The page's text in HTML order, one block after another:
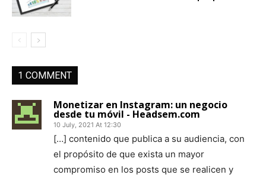
1 COMMENT
Monetizar en Instagram: un negocio
desde tu móvil - Headsem.com
10 July, 2021 At 12:30
[…] contenido que publica a su audiencia, con
el propósito de que exista un mayor
compromiso en los posts que se realicen y